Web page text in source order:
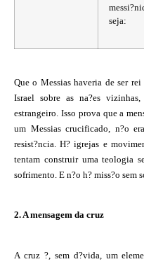
seja:
Que o Messias haveria de ser
Israel sobre as na?es
estrangeiro. Isso prova que a
um Messias crucificado, n?o
resist?ncia. H? igrejas e
tentam construir uma teologia
sofrimento. E n?o h? miss?o sem
2. A mensagem da cruz
A cruz ?, sem d?vida, um